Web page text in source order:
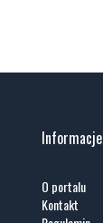
Informacje
Kontakt
Reklama